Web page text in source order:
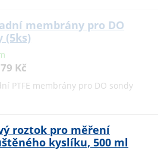
membrány pro DO
(5ks)
Kč
PTFE membrány pro DO sondy
roztok pro měření
kyslíku, 500 ml